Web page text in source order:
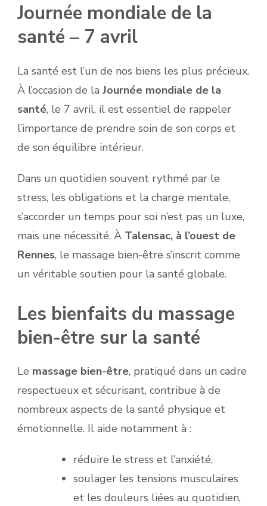
Journée mondiale de la
santé – 7 avril
La santé est l’un de nos biens les plus précieux.
À l’occasion de la Journée mondiale de la
santé, le 7 avril, il est essentiel de rappeler
l’importance de prendre soin de son corps et
de son équilibre intérieur.
Dans un quotidien souvent rythmé par le
stress, les obligations et la charge mentale,
s’accorder un temps pour soi n’est pas un luxe,
mais une nécessité. À Talensac, à l’ouest de
Rennes, le massage bien-être s’inscrit comme
un véritable soutien pour la santé globale.
Les bienfaits du massage
bien-être sur la santé
Le massage bien-être, pratiqué dans un cadre
respectueux et sécurisant, contribue à de
nombreux aspects de la santé physique et
émotionnelle. Il aide notamment à :
réduire le stress et l’anxiété,
soulager les tensions musculaires
et les douleurs liées au quotidien,